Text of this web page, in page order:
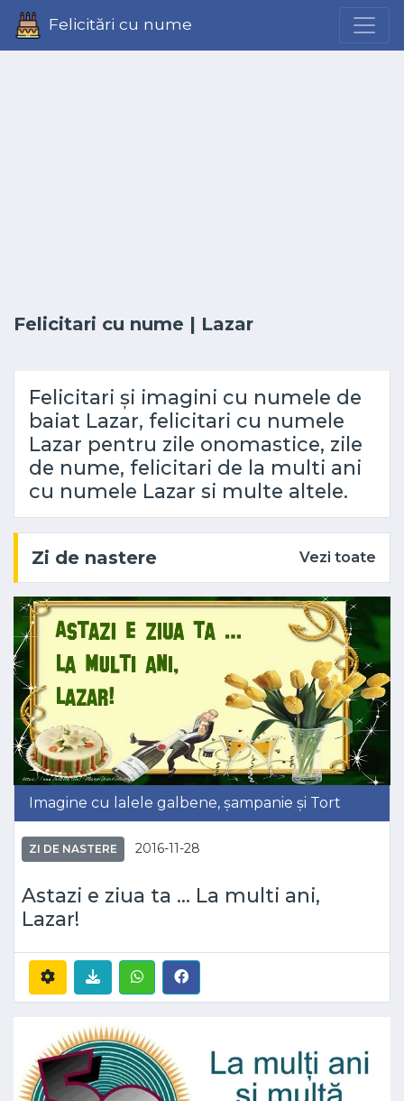
Felicitări cu nume
Felicitari cu nume | Lazar
Felicitari și imagini cu numele de
baiat Lazar, felicitari cu numele
Lazar pentru zile onomastice, zile
de nume, felicitari de la multi ani
cu numele Lazar si multe altele.
Zi de nastere Vezi toate
Imagine cu lalele galbene, șampanie și Tort
ZI DE NASTERE 2016-11-28
Astazi e ziua ta ... La multi ani,
Lazar!